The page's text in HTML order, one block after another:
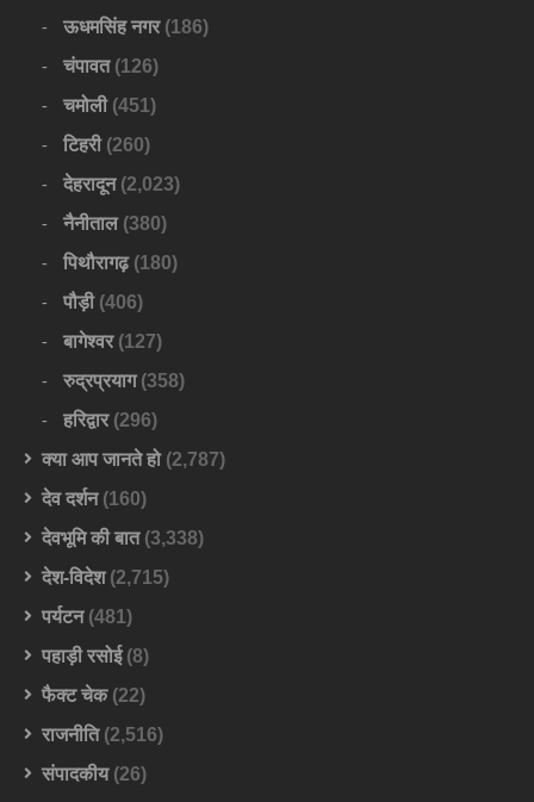
ऊधमसिंह नगर(186)
चंपावत(126)
चमोली(451)
टिहरी(260)
देहरादून(2,023)
नैनीताल(380)
पिथौरागढ़(180)
पौड़ी(406)
बागेश्वर(127)
रुद्रप्रयाग(358)
हरिद्वार(296)
क्या आप जानते हो(2,787)
देव दर्शन(160)
देवभूमि की बात(3,338)
देश-विदेश(2,715)
पर्यटन(481)
पहाड़ी रसोई(8)
फैक्ट चेक(22)
राजनीति(2,516)
संपादकीय(26)